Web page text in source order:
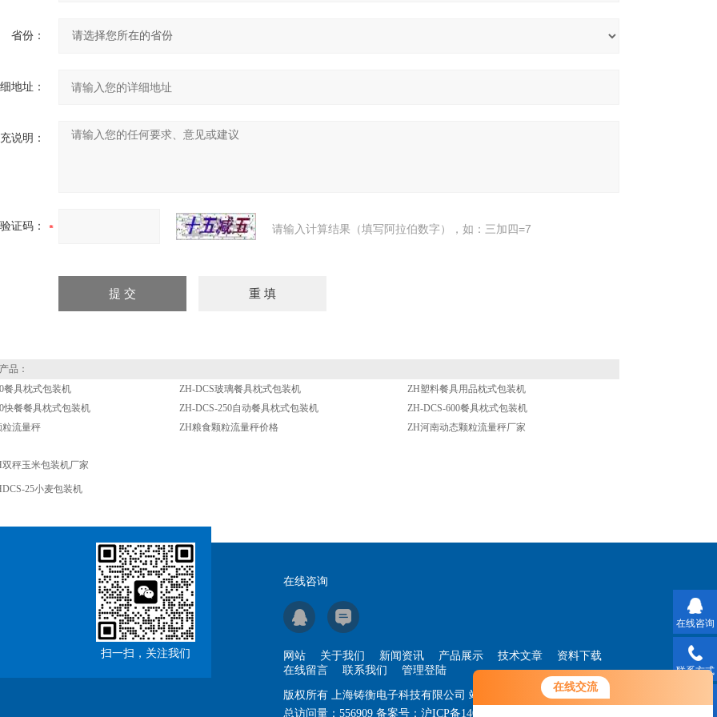
在线交流
您好！欢迎前来咨询，很高兴为您
服务，请问您要咨询什么问题呢？
省份：
地址：
说明：
验证码： 请输入计算结果（填写阿拉伯数字），如：三加四=7
品：
餐具枕式包装机
ZH-DCS玻璃餐具枕式包装机
ZH塑料餐具用品枕式包装机
快餐餐具枕式包装机
ZH-DCS-250自动餐具枕式包装机
ZH-DCS-600餐具枕式包装机
流量秤
ZH粮食颗粒流量秤价格 ZH河南动态颗粒流量秤厂家
双秤玉米包装机厂家
25小麦包装机
扫一扫，关注我们
在线咨询
网站 关于我们 新闻资讯 产品展示 技术文章
资料下载
在线留言
联系我们 管理登陆
版权所有 上海铸衡电子科技有限公司 站点地图
总访问量： 556909 备案号： 沪ICP备14030360号-33
在线咨询
联系方式